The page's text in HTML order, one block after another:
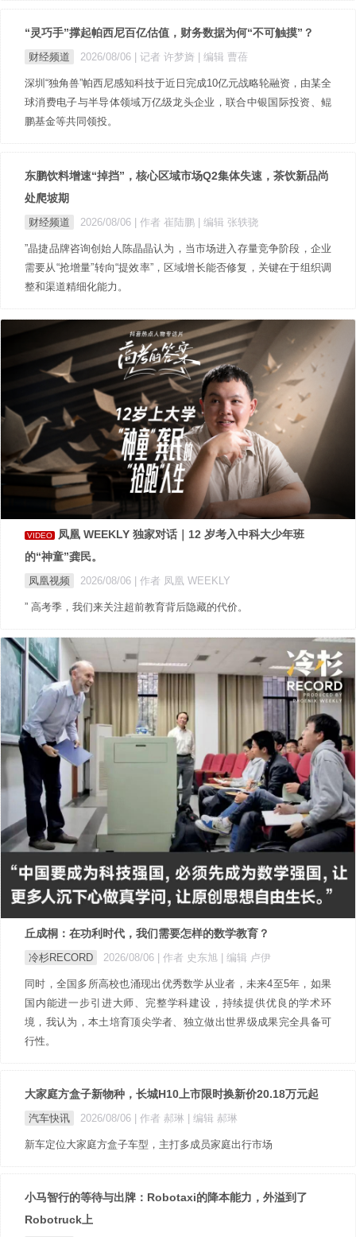
“灵巧手”撑起帕西尼百亿估值，财务数据为何“不可触摸”？
财经频道 2026/08/06 | 记者 许梦旖 | 编辑 曹蓓
深圳“独角兽”帕西尼感知科技于近日完成10亿元战略轮融资，由某全
球消费电子与半导体领域万亿级龙头企业，联合中银国际投资、鲲
鹏基金等共同领投。
东鹏饮料增速“掉挡”，核心区域市场Q2集体失速，茶饮新品尚
处爬坡期
财经频道 2026/08/06 | 作者 崔陆鹏 | 编辑 张轶骁
”晶捷品牌咨询创始人陈晶晶认为，当市场进入存量竞争阶段，企业
需要从“抢增量”转向“提效率”，区域增长能否修复，关键在于组织调
整和渠道精细化能力。
VIDEO
凤凰 WEEKLY 独家对话｜12 岁考入中科大少年班
的“神童”龚民。
凤凰视频 2026/08/06 | 作者 凤凰 WEEKLY
” 高考季，我们来关注超前教育背后隐藏的代价。
丘成桐：在功利时代，我们需要怎样的数学教育？
冷杉RECORD 2026/08/06 | 作者 史东旭 | 编辑 卢伊
同时，全国多所高校也涌现出优秀数学从业者，未来4至5年，如果
国内能进一步引进大师、完整学科建设，持续提供优良的学术环
境，我认为，本土培育顶尖学者、独立做出世界级成果完全具备可
行性。
大家庭方盒子新物种，长城H10上市限时换新价20.18万元起
汽车快讯 2026/08/06 | 作者 郝琳 | 编辑 郝琳
新车定位大家庭方盒子车型，主打多成员家庭出行市场
小马智行的等待与出牌：Robotaxi的降本能力，外溢到了
Robotruck上